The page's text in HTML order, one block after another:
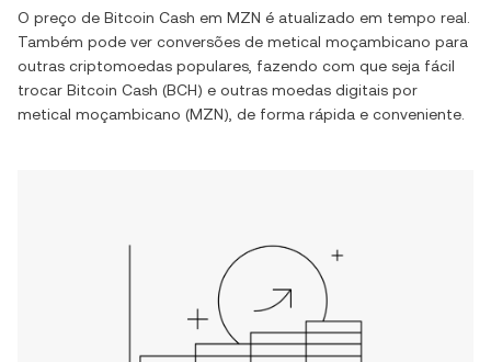
O preço de Bitcoin Cash em MZN é atualizado em tempo real.
Também pode ver conversões de metical moçambicano para
outras criptomoedas populares, fazendo com que seja fácil
trocar Bitcoin Cash (BCH) e outras moedas digitais por
metical moçambicano (MZN), de forma rápida e conveniente.